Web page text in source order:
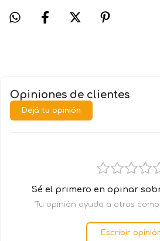
Opiniones de clientes
Dejá tu opinión
Sé el primero en opinar
Tu opinión ayuda a otros
Escribir